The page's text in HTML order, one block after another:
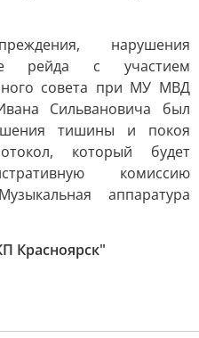
нарушения
рейда с участием
совета при МУ МВД
Сильвановича был
тишины и покоя
который будет
комиссию
аппаратура
Красноярск"